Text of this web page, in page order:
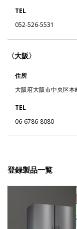
TEL
052-526-5531
〈大阪〉
住所
大阪府大阪市中央区
TEL
06-6786-8080
登録製品一覧